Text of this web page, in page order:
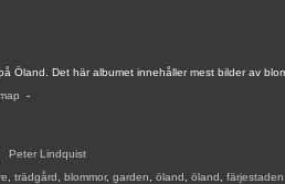
Öland. Det här albumet innehåller mest bilder av
-
Peter Lindquist
trädgård blommor, garden öland öland färjestaden